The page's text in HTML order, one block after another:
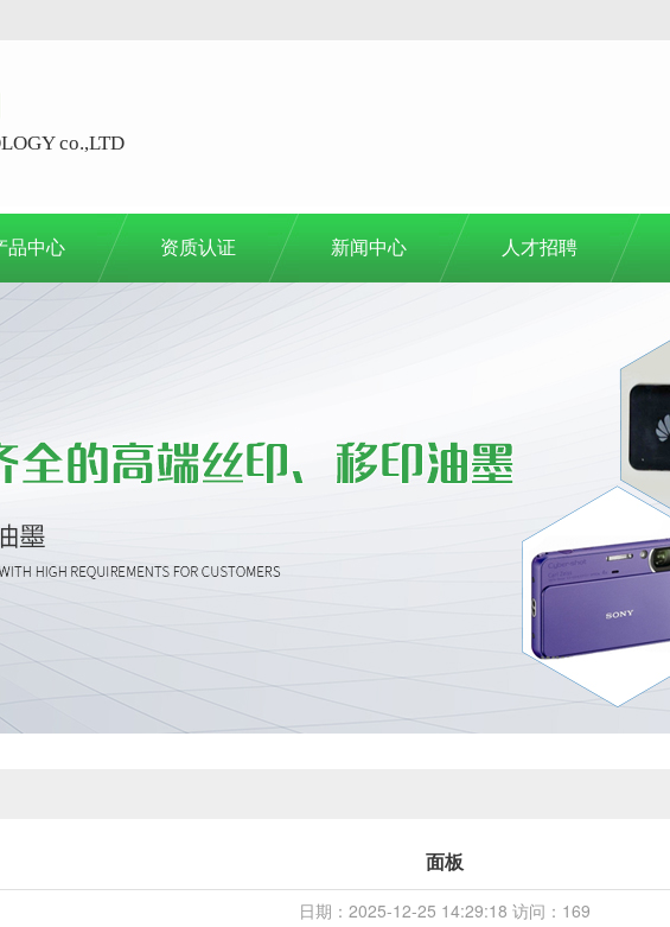
co.,LTD
品中心 资质认证 新闻中心 人才招聘
面板
日期：2025-12-25 14:29:18 访问：169